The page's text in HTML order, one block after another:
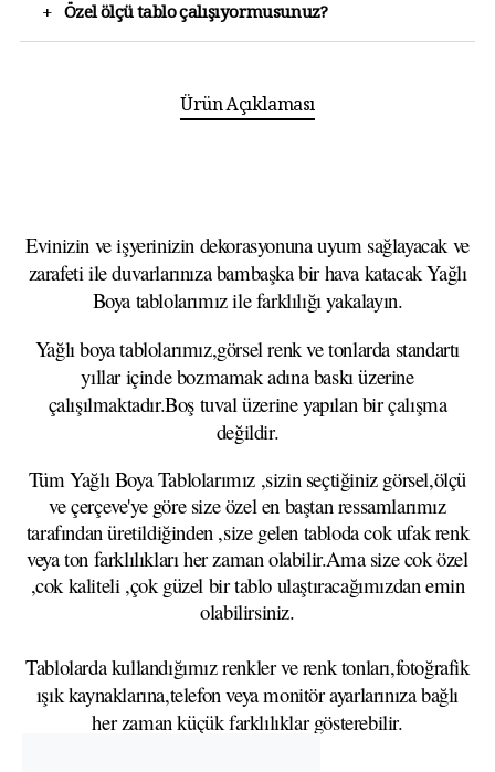
+ Özel ölçü tablo çalışıyormusunuz?
Ürün Açıklaması
Evinizin ve işyerinizin dekorasyonuna uyum sağlayacak ve
zarafeti ile duvarlarınıza bambaşka bir hava katacak Yağlı
Boya tablolarımız ile farklılığı yakalayın.
Yağlı boya tablolarımız,görsel renk ve tonlarda standartı
yıllar içinde bozmamak adına baskı üzerine
çalışılmaktadır.Boş tuval üzerine yapılan bir çalışma
değildir.
Tüm Yağlı Boya Tablolarımız ,sizin seçtiğiniz görsel,ölçü
ve çerçeve'ye göre size özel en baştan ressamlarımız
tarafından üretildiğinden ,size gelen tabloda cok ufak renk
veya ton farklılıkları her zaman olabilir.Ama size cok özel
,cok kaliteli ,çok güzel bir tablo ulaştıracağımızdan emin
olabilirsiniz.
Tablolarda kullandığımız renkler ve renk tonları,fotoğrafik
ışık kaynaklarına,telefon veya monitör ayarlarınıza bağlı
her zaman küçük farklılıklar gösterebilir.